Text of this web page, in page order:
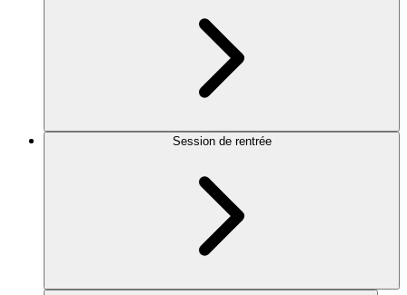
Session de rentrée